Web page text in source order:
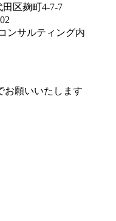
区麹町4-7-7
ンサルティング内
お願いいたします